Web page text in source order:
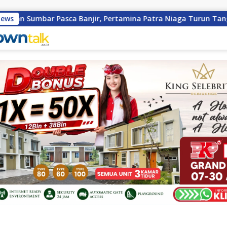
Banjir, Pertamina Patra Niaga Turun Tangan Salurkan